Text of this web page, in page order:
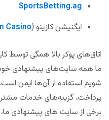
SportsBetting.ag
ایگنیشن کازینو (Casino
اتاق‌های پوکر بالا همگی توسط
ما همه سایت‌های پیشنهادی خود
شویم استفاده از آن‌ها ایمن
پرداخت، گزینه‌های خدمات
برخی از سایت های پیشنهادی ما،